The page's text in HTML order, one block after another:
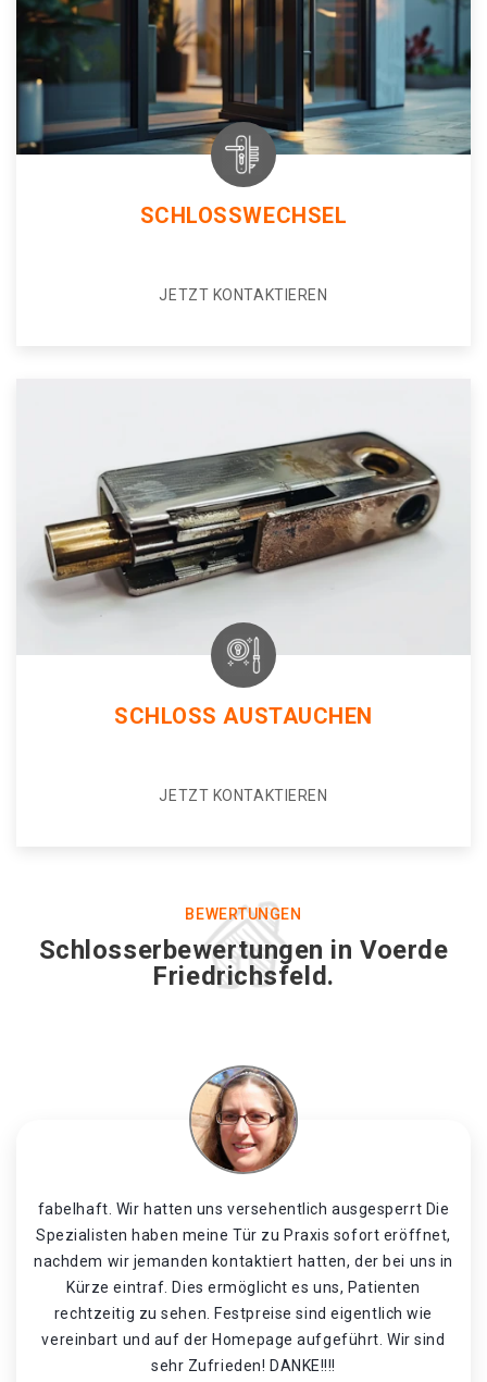
SCHLOSSWECHSEL
JETZT KONTAKTIEREN
SCHLOSS AUSTAUCHEN
JETZT KONTAKTIEREN
BEWERTUNGEN
Schlosserbewertungen in Voerde
Friedrichsfeld.
fabelhaft. Wir hatten uns versehentlich ausgesperrt Die
Spezialisten haben meine Tür zu Praxis sofort eröffnet,
nachdem wir jemanden kontaktiert hatten, der bei uns in
Kürze eintraf. Dies ermöglicht es uns, Patienten
rechtzeitig zu sehen. Festpreise sind eigentlich wie
vereinbart und auf der Homepage aufgeführt. Wir sind
sehr Zufrieden! DANKE!!!!